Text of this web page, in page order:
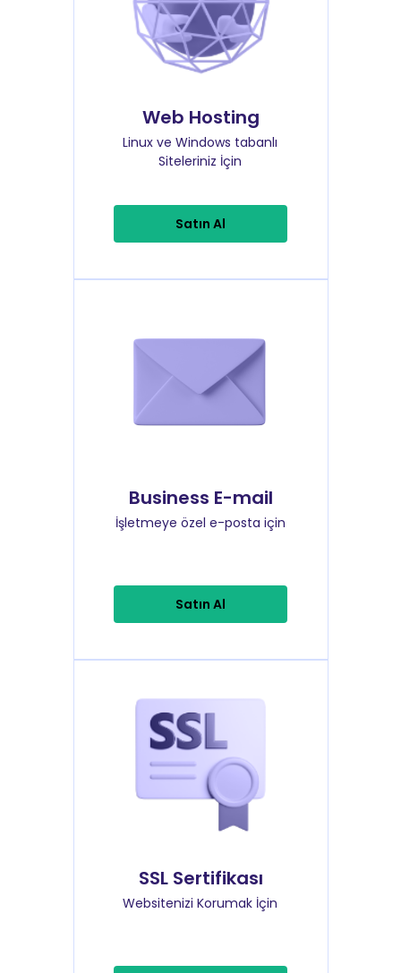
Web Hosting
Linux ve Windows tabanlı
Siteleriniz İçin
Satın Al
Business E-mail
İşletmeye özel e-posta için
Satın Al
SSL Sertifikası
Websitenizi Korumak İçin